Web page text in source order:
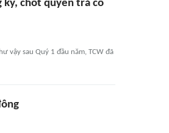
kỳ, chốt quyền trả cổ
vậy sau Quý 1 đầu năm, TCW đã